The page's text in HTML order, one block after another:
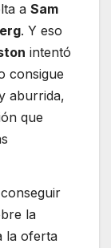
a Sam
. Y eso
intentó
consigue
aburrida,
que
la
la oferta